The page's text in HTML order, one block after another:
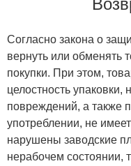
Согласно закона о
вернуть или обменять
покупки. При этом,
целостность упаковки,
повреждений, а также
употреблении, не
нарушены заводские
нерабочем состоянии,